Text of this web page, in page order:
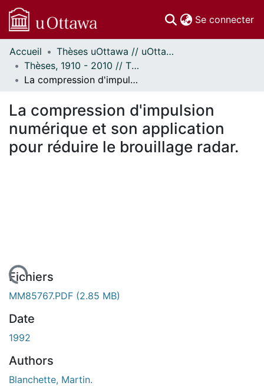
Se connecter
Communautés
et collections
Parcourir
À propos
Accueil
Thèses uOttawa // uOttawa Theses
Thèses, 1910 - 2010 // Theses, 1910 - 2010
La compression d'impulsion numérique et son application pour réduire le brouillage radar.
La compression d'impulsion
numérique et son application
pour réduire le brouillage radar.
Fichiers
MM85767.PDF (2.85 MB)
Date
1992
Authors
Blanchette, Martin.